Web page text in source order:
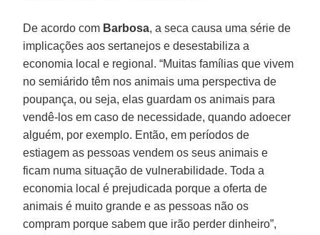
De acordo com Barbosa, a seca causa uma série de
implicações aos sertanejos e desestabiliza a
economia local e regional. “Muitas famílias que vivem
no semiárido têm nos animais uma perspectiva de
poupança, ou seja, elas guardam os animais para
vendê-los em caso de necessidade, quando adoecer
alguém, por exemplo. Então, em períodos de
estiagem as pessoas vendem os seus animais e
ficam numa situação de vulnerabilidade. Toda a
economia local é prejudicada porque a oferta de
animais é muito grande e as pessoas não os
compram porque sabem que irão perder dinheiro”,